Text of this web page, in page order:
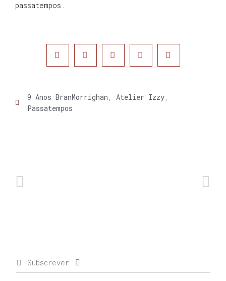
passatempos.
9 Anos BranMorrighan Atelier Izzy
Passatempos
Subscrever